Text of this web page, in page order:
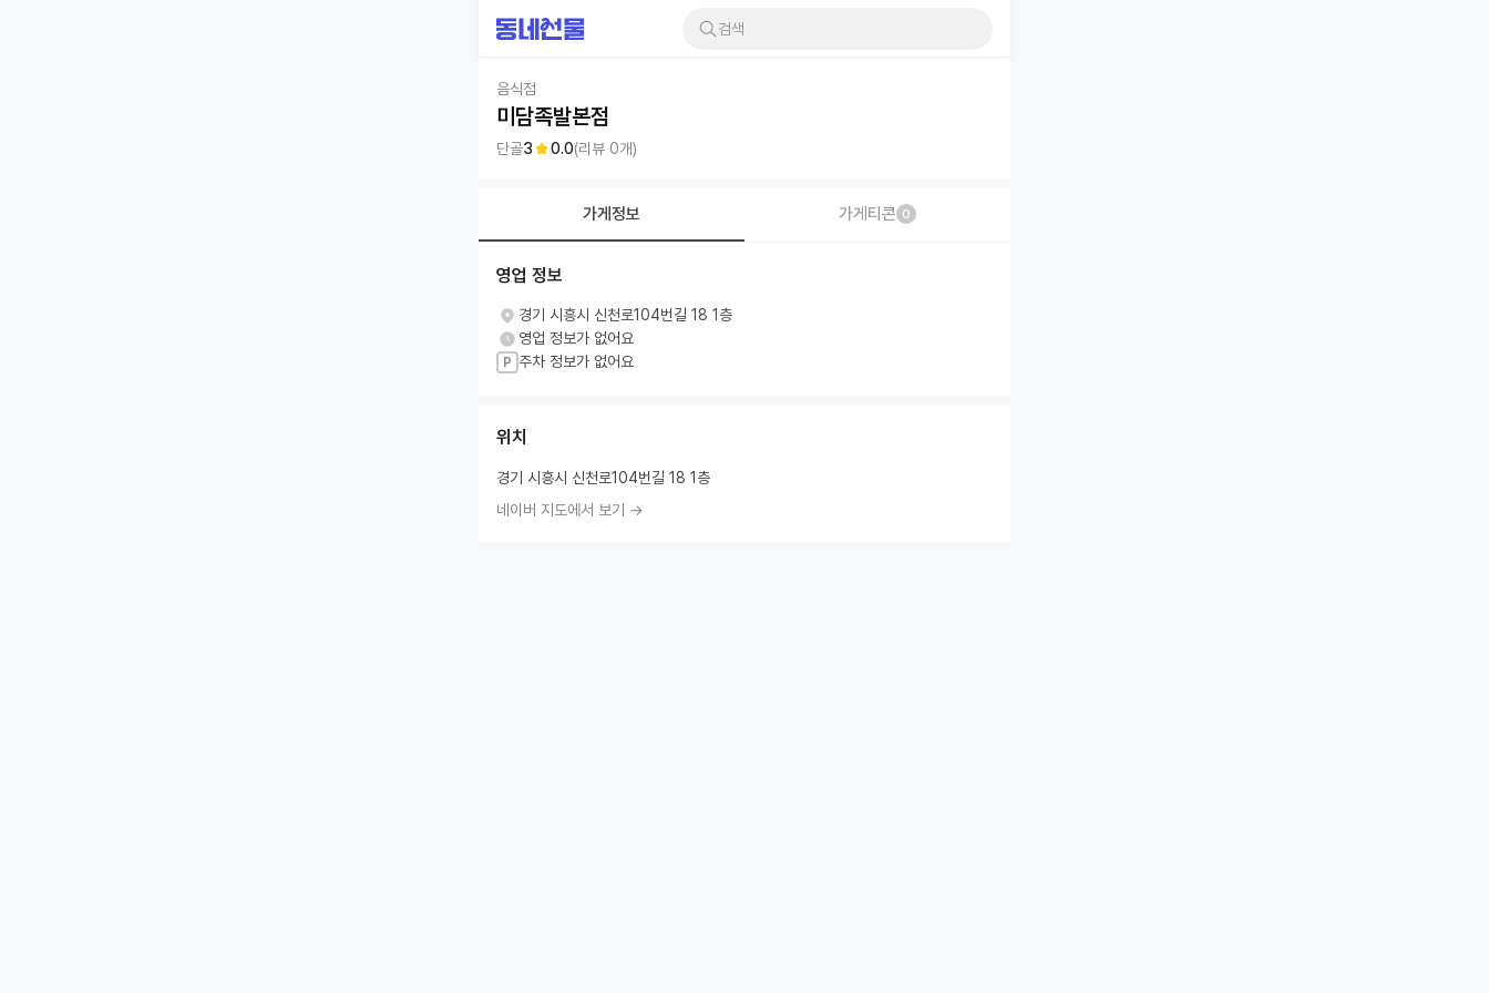
검색
음식점
미담족발본점
단골3 0.0(리뷰 0개)
가게정보 가게티콘 0
영업 정보
경기 시흥시 신천로104번길 18 1층
영업 정보가 없어요
P 주차 정보가 없어요
위치
경기 시흥시 신천로104번길 18 1층
네이버 지도에서 보기 →